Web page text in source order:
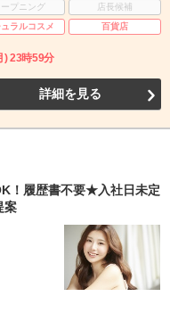
ープニング
店長候補
ラルコスメ 百貨店
) 23時59分
詳細を見る
！履歴書不要★入社日未定
案